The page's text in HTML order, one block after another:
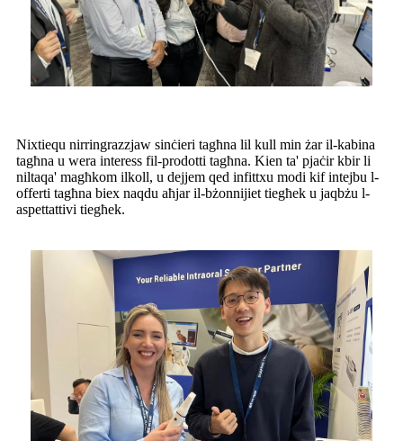
Nixtiequ nirringrazzjaw sinċieri tagħna lil kull min żar il-kabina
tagħna u wera interess fil-prodotti tagħna. Kien ta' pjaċir kbir li
niltaqa' magħkom ilkoll, u dejjem qed infittxu modi kif intejbu l-
offerti tagħna biex naqdu aħjar il-bżonnijiet tiegħek u jaqbżu l-
aspettattivi tiegħek.